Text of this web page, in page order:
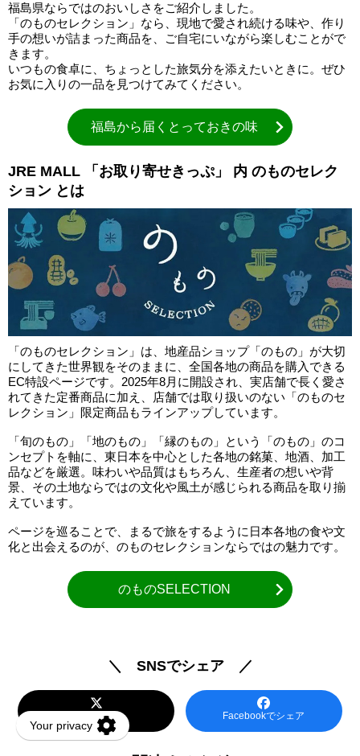
福島県ならではのおいしさをご紹介しました。
「のものセレクション」なら、現地で愛され続ける味や、作り
手の想いが詰まった商品を、ご自宅にいながら楽しむことがで
きます。
いつもの食卓に、ちょっとした旅気分を添えたいときに。ぜひ
お気に入りの一品を見つけてみてください。
福島から届くとっておきの味
JRE MALL 「お取り寄せきっぷ」 内 のものセレク
ション とは
「のものセレクション」は、地産品ショップ「のもの」が大切
にしてきた世界観をそのままに、全国各地の商品を購入できる
EC特設ページです。2025年8月に開設され、実店舗で長く愛さ
れてきた定番商品に加え、店舗では取り扱いのない「のものセ
レクション」限定商品もラインアップしています。
「旬のもの」「地のもの」「縁のもの」という「のもの」のコ
ンセプトを軸に、東日本を中心とした各地の銘菓、地酒、加工
品などを厳選。味わいや品質はもちろん、生産者の想いや背
景、その土地ならではの文化や風土が感じられる商品を取り揃
えています。
ページを巡ることで、まるで旅をするように日本各地の食や文
化と出会えるのが、のものセレクションならではの魅力です。
のものSELECTION
＼ SNSでシェア ／
Xでシェア Facebookでシェア